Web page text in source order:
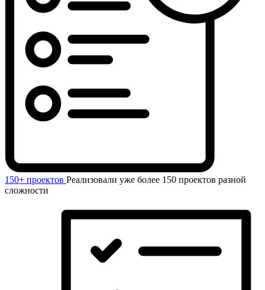
150+ проектов Реализовали уже более 150 проектов разной
сложности